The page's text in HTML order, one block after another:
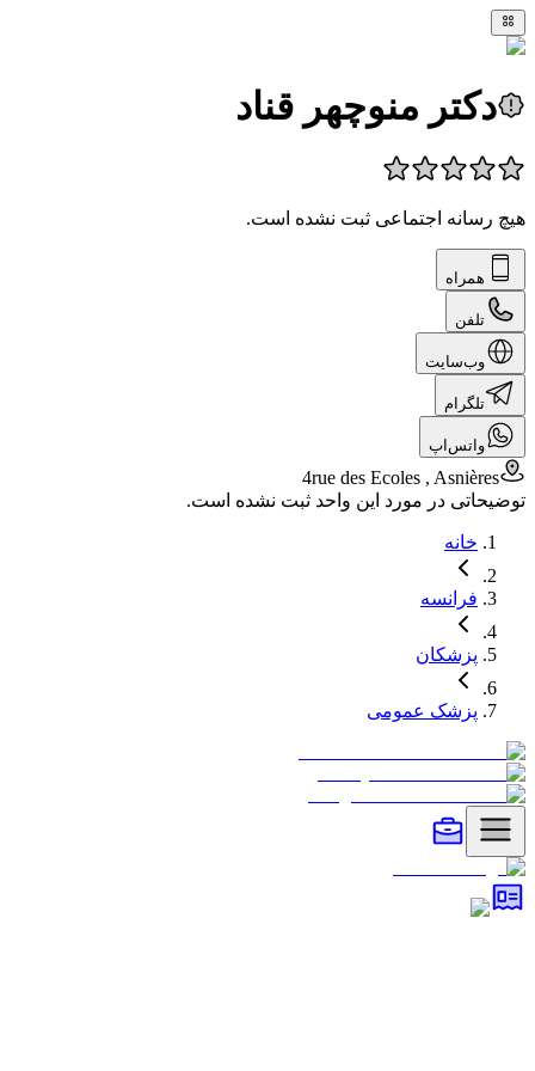
دکتر منوچهر قناد
هیچ رسانه اجتماعی ثبت نشده است.
همراه
تلفن
وب‌سایت
تلگرام
واتس‌اپ
4rue des Ecoles , Asnières
توضیحاتی در مورد این واحد ثبت نشده است.
خانه
فرانسه
پزشکان
پزشک عمومی